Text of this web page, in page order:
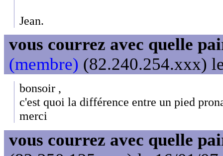
Jean.
vous courrez avec quelle
(membre) (82.240.254.xxx)
bonsoir ,
c'est quoi la différence entre un pied
merci
vous courrez avec quelle